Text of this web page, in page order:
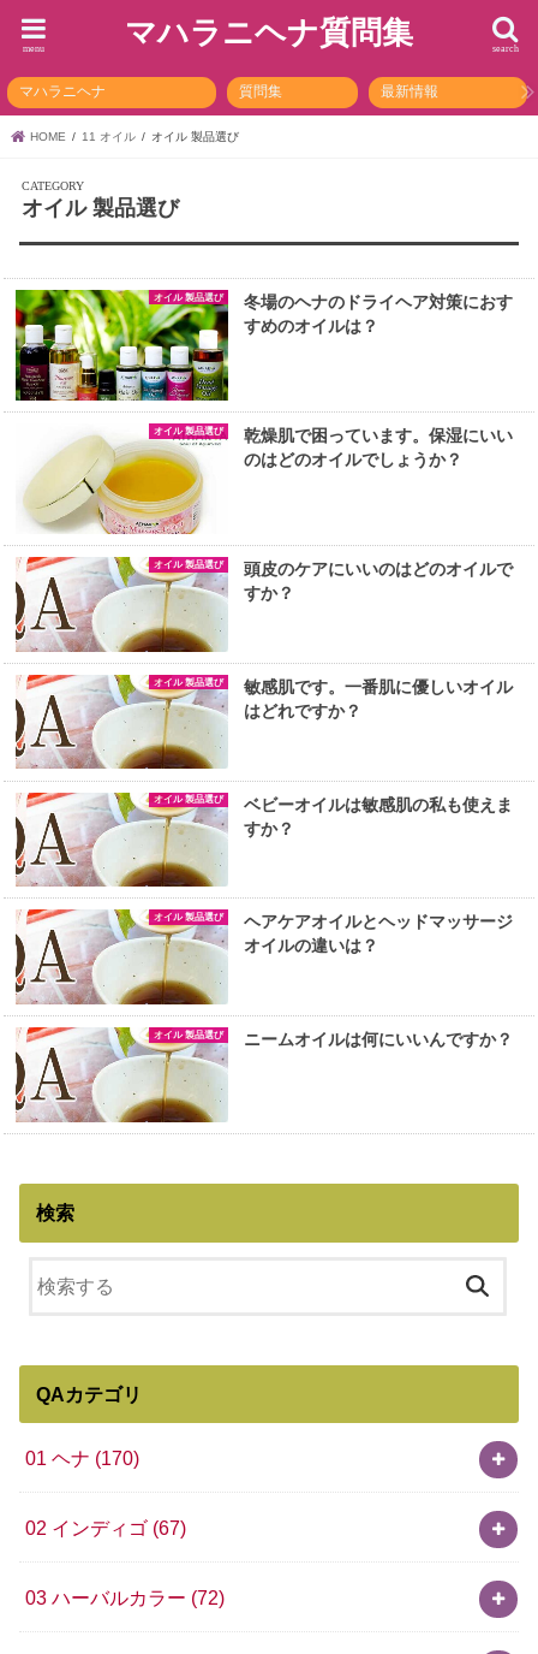
マハラニヘナ質問集 search
menu
マハラニヘナ 質問集 最新情報
HOME 11 オイル オイル 製品選び
オイル 製品選び
オイル 製品選び
冬場のヘナのドライヘア対策におす
すめのオイルは？
オイル 製品選び
乾燥肌で困っています。保湿にいい
のはどのオイルでしょうか？
オイル 製品選び
頭皮のケアにいいのはどのオイルで
すか？
オイル 製品選び
敏感肌です。一番肌に優しいオイル
はどれですか？
オイル 製品選び
ベビーオイルは敏感肌の私も使えま
すか？
オイル 製品選び
ヘアケアオイルとヘッドマッサージ
オイルの違いは？
オイル 製品選び ニームオイルは何にいいんですか？
検索
QAカテゴリ
01 ヘナ (170)
02 インディゴ (67)
03 ハーバルカラー (72)